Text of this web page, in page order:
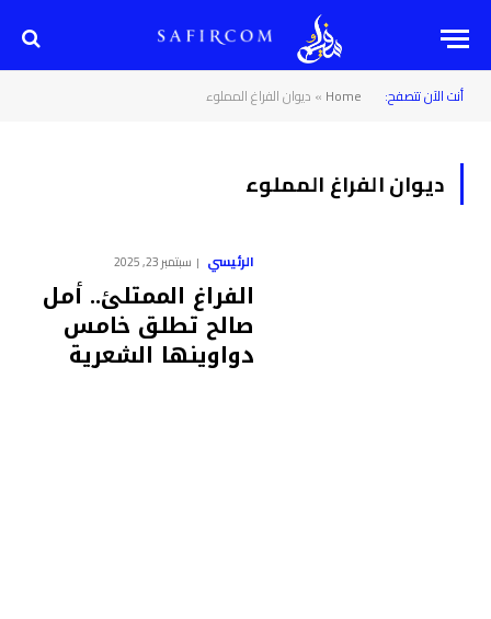
أنت الآن تتصفح: Home
» ديوان الفراغ المملوء
ديوان الفراغ المملوء
الرئيسي سبتمبر 23, 2025
الفراغ الممتلئ.. أمل
صالح تطلق خامس
دواوينها الشعرية